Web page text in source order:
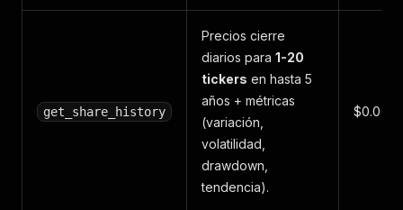
get_share_history
Precios cierre
diarios para 1-20
tickers en hasta 5
años + métricas
(variación,
volatilidad,
drawdown,
tendencia).
$0.002